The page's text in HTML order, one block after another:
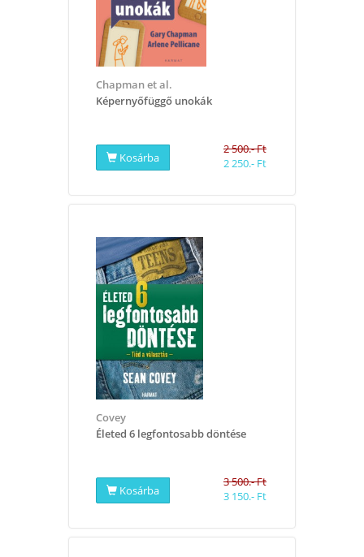
Chapman et al.
Képernyőfüggő unokák
Kosárba
2 500.- Ft
2 250.- Ft
Covey
​Életed 6 legfontosabb döntése
Kosárba
3 500.- Ft
3 150.- Ft